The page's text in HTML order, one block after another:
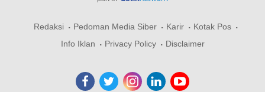
Redaksi Pedoman Media Siber Karir
Kotak Pos
Info Iklan
Privacy Policy Disclaimer